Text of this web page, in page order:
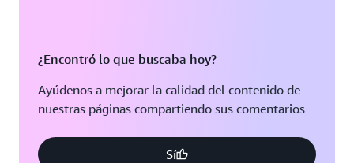
¿Encontró lo que buscaba hoy?
Ayúdenos a mejorar la calidad del contenido de
nuestras páginas compartiendo sus comentarios
Sí